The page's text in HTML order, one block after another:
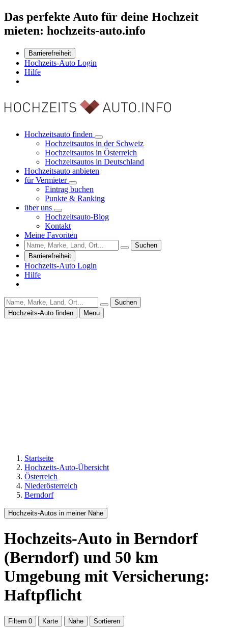
Das perfekte Auto für deine Hochzeit
mieten: hochzeits-auto.info
Barrierefreiheit
Hochzeits-Auto Login
Hilfe
Hochzeitsauto finden
Hochzeitsautos in der Schweiz
Hochzeitsautos in Österreich
Hochzeitsautos in Deutschland
Hochzeitsauto anbieten
für Vermieter
Eintrag buchen
Punkte & Ranking
über uns
Hochzeitsauto-Blog
Kontakt
Meine Favoriten
Suchen
Barrierefreiheit
Hochzeits-Auto Login
Hilfe
Suchen
Hochzeits-Auto finden
Menu
Startseite
Hochzeits-Auto-Übersicht
Österreich
Niederösterreich
Berndorf
Hochzeits-Autos in meiner Nähe
Hochzeits-Auto in Berndorf
(Berndorf) und 50 km
Umgebung mit Versicherung:
Haftpflicht
Filtern 0 Karte Nähe Sortieren